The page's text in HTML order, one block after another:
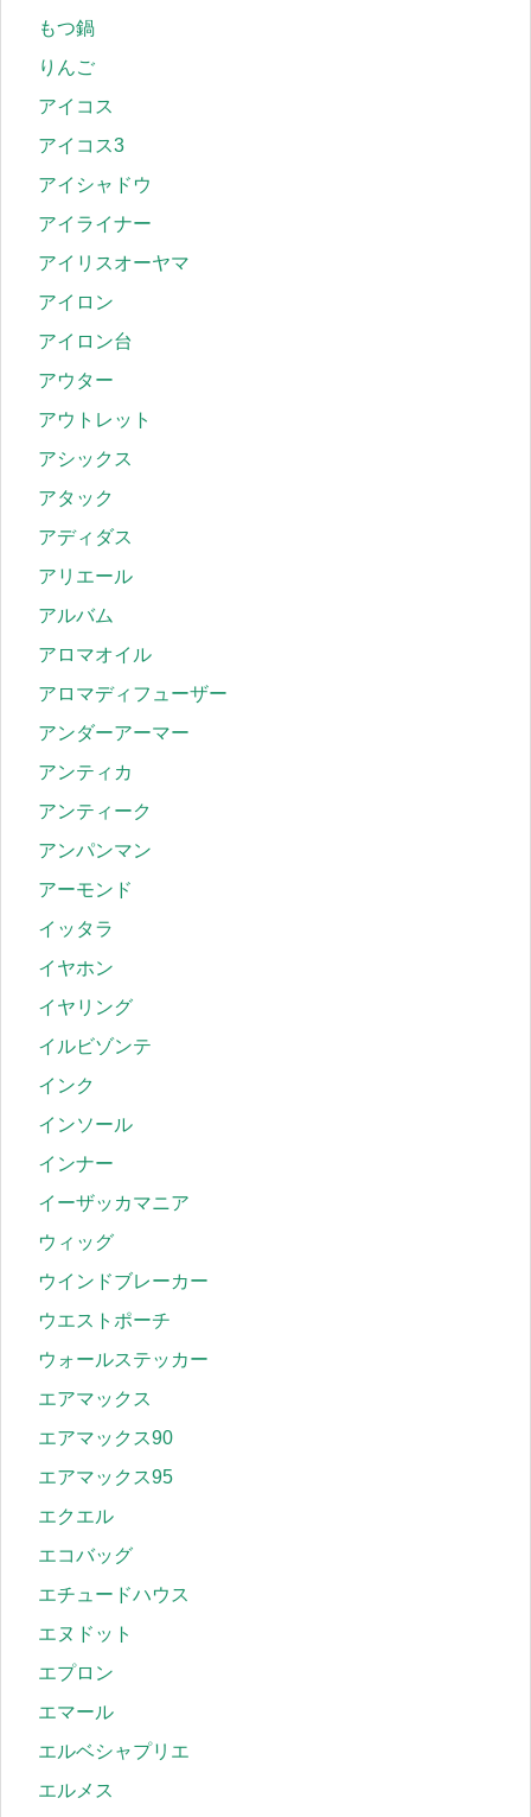
もつ鍋
りんご
アイコス
アイコス3
アイシャドウ
アイライナー
アイリスオーヤマ
アイロン
アイロン台
アウター
アウトレット
アシックス
アタック
アディダス
アリエール
アルバム
アロマオイル
アロマディフューザー
アンダーアーマー
アンティカ
アンティーク
アンパンマン
アーモンド
イッタラ
イヤホン
イヤリング
イルビゾンテ
インク
インソール
インナー
イーザッカマニア
ウィッグ
ウインドブレーカー
ウエストポーチ
ウォールステッカー
エアマックス
エアマックス90
エアマックス95
エクエル
エコバッグ
エチュードハウス
エヌドット
エプロン
エマール
エルベシャプリエ
エルメス